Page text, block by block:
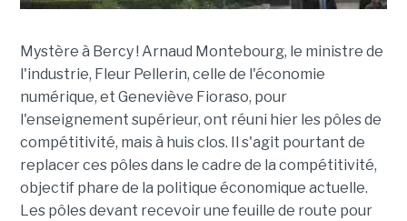
Mystère à Bercy ! Arnaud Montebourg, le ministre de
l'industrie, Fleur Pellerin, celle de l'économie
numérique, et Geneviève Fioraso, pour
l'enseignement supérieur, ont réuni hier les pôles de
compétitivité, mais à huis clos. Il s'agit pourtant de
replacer ces pôles dans le cadre de la compétitivité,
objectif phare de la politique économique actuelle.
Les pôles devant recevoir une feuille de route pour